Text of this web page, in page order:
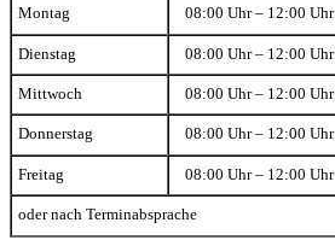
Montag 08:00 Uhr – 12:00 Uhr
Dienstag 08:00 Uhr – 12:00 Uhr
Mittwoch 08:00 Uhr – 12:00 Uhr
Donnerstag 08:00 Uhr – 12:00 Uhr
Freitag 08:00 Uhr – 12:00 Uhr
oder nach Terminabsprache